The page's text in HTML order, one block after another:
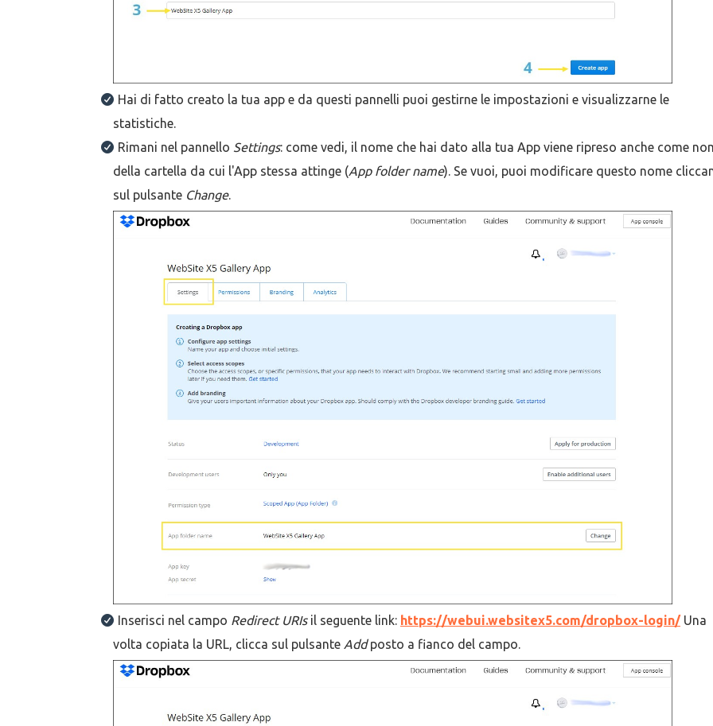
Hai di fatto creato la tua app e da questi pannelli puoi gestirne le impostazioni e visualizzarne le
statistiche.
Rimani nel pannello Settings: come vedi, il nome che hai dato alla tua App viene ripreso anche come
della cartella da cui l'App stessa attinge (App folder name). Se vuoi, puoi modificare questo nome
sul pulsante Change.
Inserisci nel campo Redirect URIsil seguente link: https://webui.websitex5.com/dropbox-login/Una
volta copiata la URL, clicca sul pulsante Addposto a fianco del campo.